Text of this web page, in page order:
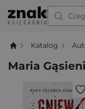
Katalog
Maria